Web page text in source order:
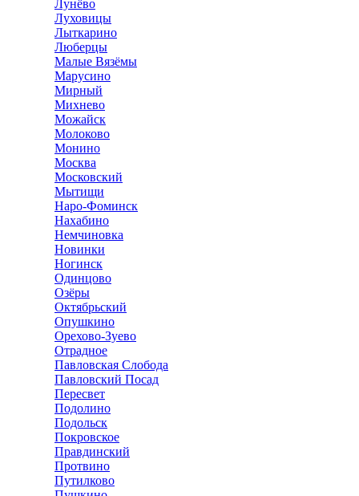
Лунёво
Луховицы
Лыткарино
Люберцы
Малые Вязёмы
Марусино
Мирный
Михнево
Можайск
Молоково
Монино
Москва
Московский
Мытищи
Наро-Фоминск
Нахабино
Немчиновка
Новинки
Ногинск
Одинцово
Озёры
Октябрьский
Опушкино
Орехово-Зуево
Отрадное
Павловская Слобода
Павловский Посад
Пересвет
Подолино
Подольск
Покровское
Правдинский
Протвино
Путилково